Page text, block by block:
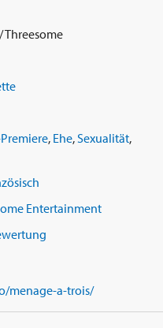
Threesome
, Ehe,Sexualität,
Entertainment
menage-a-trois/